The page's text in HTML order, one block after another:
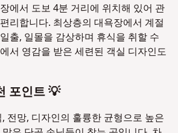
에서 도보 4분 거리에 위치해 있어 관
리합니다. 최상층의 대욕장에서 계절
출, 일몰을 감상하며 휴식을 취할 수
서 영감을 받은 세련된 객실 디자인도
포인트 💡
전망, 디자인의 훌륭한 균형으로 높은